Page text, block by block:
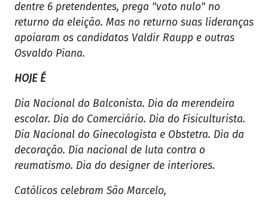
dentre 6 pretendentes, prega "voto nulo" no
returno da eleição. Mas no returno suas lideranças
apoiaram os candidatos Valdir Raupp e outras
Osvaldo Piana.
HOJE É
Dia Nacional do Balconista. Dia da merendeira
escolar. Dia do Comerciário. Dia do Fisiculturista.
Dia Nacional do Ginecologista e Obstetra. Dia da
decoração. Dia nacional de luta contra o
reumatismo. Dia do designer de interiores.
Católicos celebram São Marcelo,